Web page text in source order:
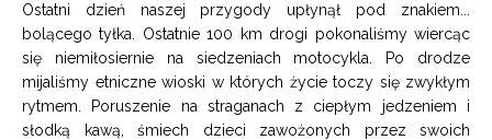
Ostatni dzień naszej przygody upłynął pod znakiem...
bolącego tyłka. Ostatnie 100 km drogi pokonaliśmy wiercąc
się niemiłosiernie na siedzeniach motocykla.
Po drodze
mijaliśmy etniczne wioski w których życie toczy się zwykłym
rytmem. Poruszenie na straganach z ciepłym jedzeniem i
słodką kawą, śmiech dzieci zawożonych przez swoich